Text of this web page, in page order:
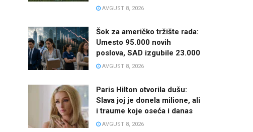
AVGUST 8, 2026
Šok za američko tržište rada:
Umesto 95.000 novih
poslova, SAD izgubile 23.000
AVGUST 8, 2026
Paris Hilton otvorila dušu:
Slava joj je donela milione, ali
i traume koje oseća i danas
AVGUST 8, 2026